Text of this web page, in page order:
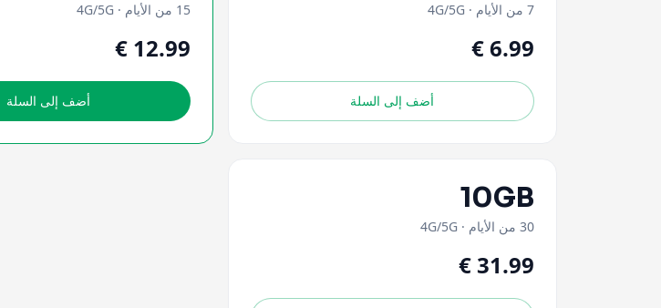
7 من الأيام ·
4G/5G
أضف إلى السلة
15 من الأيام ·
4G/5G
أضف إلى السلة
10GB
30 من الأيام ·
4G/5G